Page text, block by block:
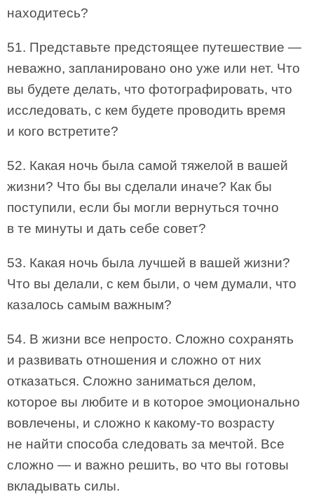
находитесь?
51. Представьте предстоящее путешествие —
неважно, запланировано оно уже или нет. Что
вы будете делать, что фотографировать, что
исследовать, с кем будете проводить время
и кого встретите?
52. Какая ночь была самой тяжелой в вашей
жизни? Что бы вы сделали иначе? Как бы
поступили, если бы могли вернуться точно
в те минуты и дать себе совет?
53. Какая ночь была лучшей в вашей жизни?
Что вы делали, с кем были, о чем думали, что
казалось самым важным?
54. В жизни все непросто. Сложно сохранять
и развивать отношения и сложно от них
отказаться. Сложно заниматься делом,
которое вы любите и в которое эмоционально
вовлечены, и сложно к какому-то возрасту
не найти способа следовать за мечтой. Все
сложно — и важно решить, во что вы готовы
вкладывать силы.